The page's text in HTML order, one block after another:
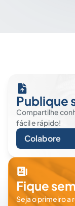
Publique
Compartilhe
fácil e rápido!
Colabore
Fique
Seja o primeiro a